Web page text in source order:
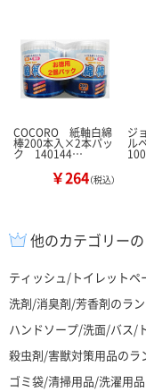
COCORO 紙軸白綿
棒200本入×2本パッ
ク 140144…
￥264（税込）
ジ
ル
他のカテゴリー
ティッシュ/トイレット
洗剤/消臭剤/芳香剤のラ
ハンドソープ/洗面/バス/
殺虫剤/害獣対策用品のラ
ゴミ袋/清掃用品/洗濯用